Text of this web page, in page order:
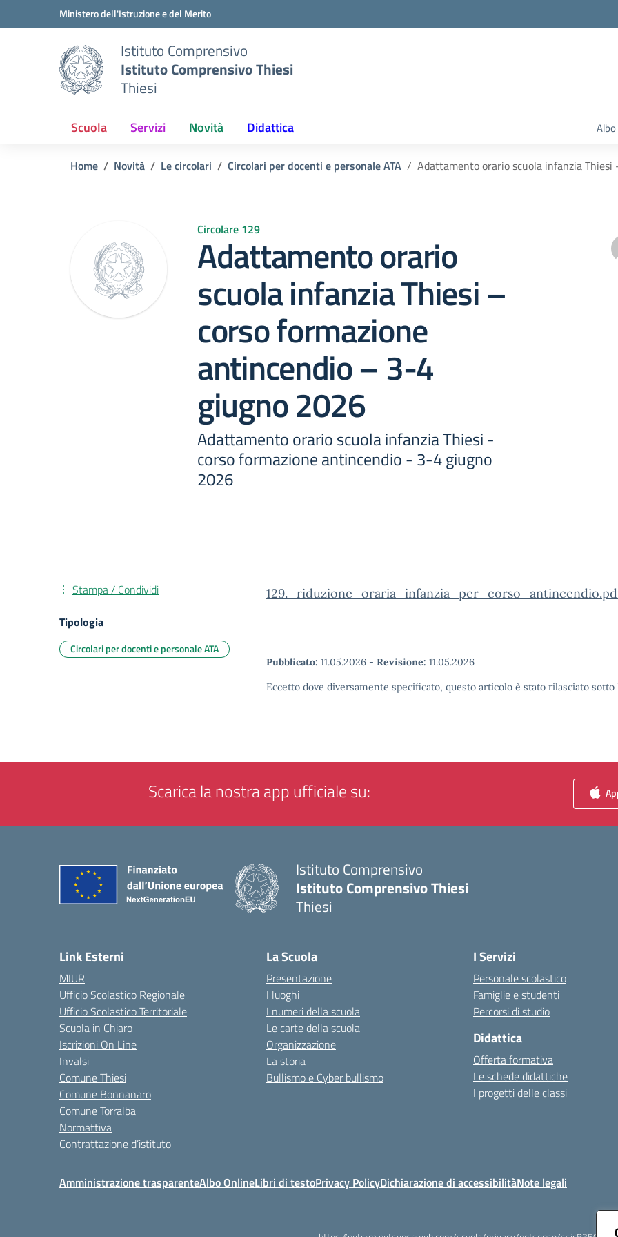
Vai ai contenuti
Vai al menu di navigazioneMinistero dell'Istruzione e del Merito
Istituto Comprensivo
Istituto Comprensivo Thiesi
Thiesi
Scuola Servizi Novità Didattica
Home Novità Le circolari Circolari per docenti e personale ATA Adattamento orario scuola infanzia
Circolare 129
Adattamento orario
scuola infanzia Thiesi –
corso formazione
antincendio – 3-4
giugno 2026
Adattamento orario scuola infanzia Thiesi -
corso formazione antincendio - 3-4 giugno
2026
Pubblicato: 11.05.2026 - Revisione: 11.05.2026
Eccetto dove diversamente specificato, questo articolo è stato rilasciato
Stampa / Condividi
Tipologia
Circolari per docenti e personale ATA
Scarica la nostra app ufficiale su:
Istituto Comprensivo
Istituto Comprensivo Thiesi
Thiesi
Link Esterni
MIUR
Ufficio Scolastico Regionale
Ufficio Scolastico Territoriale
Scuola in Chiaro
Iscrizioni On Line
Invalsi
Comune Thiesi
Comune Bonnanaro
Comune Torralba
Normattiva
Contrattazione d’istituto
La Scuola
Presentazione
I luoghi
I numeri della scuola
Le carte della scuola
Organizzazione
La storia
Bullismo e Cyber bullismo
I Servizi
Personale scolastico
Famiglie e studenti
Percorsi di studio
Didattica
Offerta formativa
Le schede didattiche
I progetti delle classi
Amministrazione trasparenteAlbo OnlineLibri di testoPrivacy PolicyDichiarazione di accessibilitàNote legali